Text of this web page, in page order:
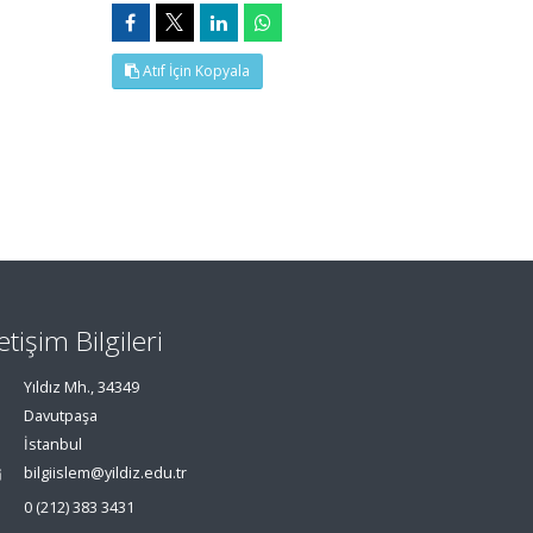
Atıf İçin Kopyala
Bilgileri
Yıldız Mh., 34349
Davutpaşa
İstanbul
bilgiislem@yildiz.edu.tr
0 (212) 383 3431